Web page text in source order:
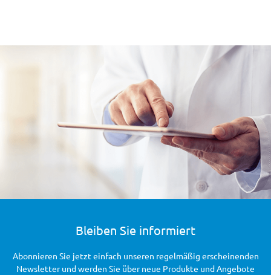
Bleiben Sie informiert
Abonnieren Sie jetzt einfach unseren regelmäßig erscheinenden
Newsletter und werden Sie über neue Produkte und Angebote